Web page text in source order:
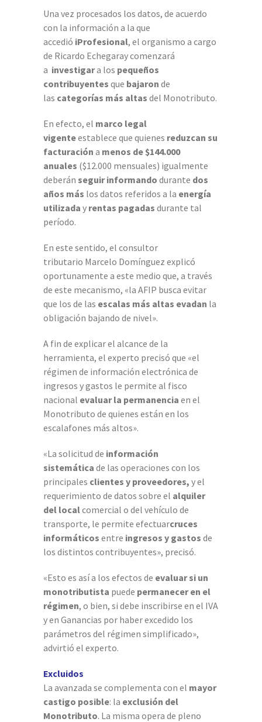
Una vez procesados los datos, de acuerdo
con la información a la que
accedió iProfesional, el organismo a cargo
de Ricardo Echegaray comenzará
a investigara los pequeños
contribuyentes que bajaron de
las categorías más altas del Monotributo.
En efecto, el marco legal
vigenteestablece que quienes reduzcan su
facturación a menos de $144.000
anuales ($12.000 mensuales) igualmente
deberán seguir informando durante dos
años más los datos referidos a la energía
utilizada y rentas pagadas durante tal
período.
En este sentido, el consultor
tributario Marcelo Domínguez explicó
oportunamente a este medio que, a través
de este mecanismo, «la AFIP busca evitar
que los de las escalas más altas evadan la
obligación bajando de nivel».
A fin de explicar el alcance de la
herramienta, el experto precisó que «el
régimen de información electrónica de
ingresos y gastos le permite al fisco
nacional evaluar la permanencia en el
Monotributo de quienes están en los
escalafones más altos».
«La solicitud de información
sistemática de las operaciones con los
principales clientes y proveedores, y el
requerimiento de datos sobre el alquiler
del localcomercial o del vehículo de
transporte, le permite efectuarcruces
informáticos entre ingresos y gastos de
los distintos contribuyentes», precisó.
«Esto es así a los efectos de evaluar si un
monotributista puede permanecer en el
régimen, o bien, si debe inscribirse en el IVA
y en Ganancias por haber excedido los
parámetros del régimen simplificado»,
advirtió el experto.
Excluidos
La avanzada se complementa con el mayor
castigo posible: la exclusión del
Monotributo. La misma opera de pleno